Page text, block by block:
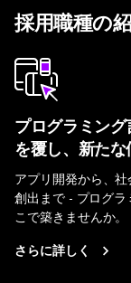
採用職種の
プログラミン
を覆し、新た
アプリ開発から、
創出まで - プログ
こで築きませんか。
さらに詳しく